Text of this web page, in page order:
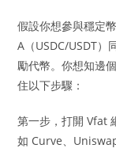
假設你想參與穩定
A（USDC/USDT）
勵代幣。你想知邊
住以下步驟：
第一步，打開 Vfat
如 Curve、